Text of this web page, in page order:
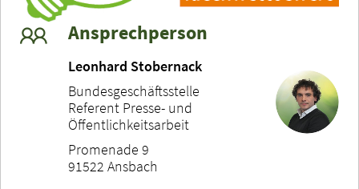
Ansprechperson
Leonhard Stobernack
Bundesgeschäftsstelle
Referent Presse- und
Öffentlichkeitsarbeit
Promenade 9
91522 Ansbach